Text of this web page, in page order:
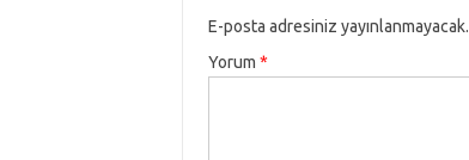
E-posta adresiniz yayınlanmayacak.
Yorum *